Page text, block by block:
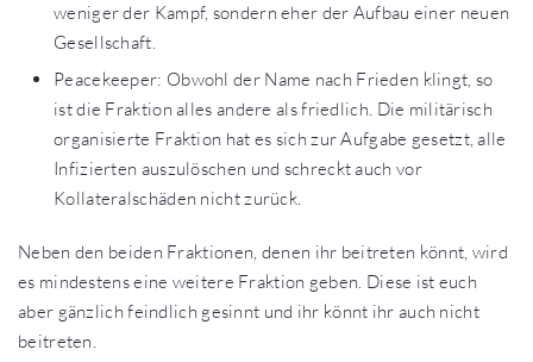
weniger der Kampf, sondern eher der Aufbau einer neuen
Gesellschaft.
Peacekeeper: Obwohl der Name nach Frieden klingt, so
ist die Fraktion alles andere als friedlich. Die militärisch
organisierte Fraktion hat es sich zur Aufgabe gesetzt, alle
Infizierten auszulöschen und schreckt auch vor
Kollateralschäden nicht zurück.
Neben den beiden Fraktionen, denen ihr beitreten könnt, wird
es mindestens eine weitere Fraktion geben. Diese ist euch
aber gänzlich feindlich gesinnt und ihr könnt ihr auch nicht
beitreten.